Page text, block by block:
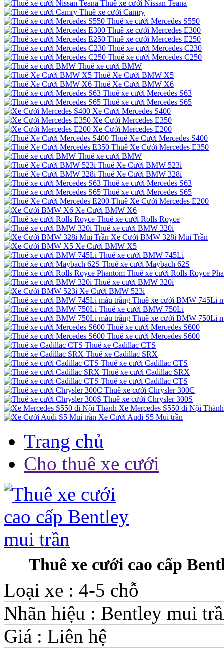
Thuê xe cưới Nissan Teana
Thuê xe cưới Camry
Thuê xe cưới Mercedes S550
Thuê xe cưới Mercedes E300
Thuê xe cưới Mercedes E250
Thuê xe cưới Mercedes C230
Thuê xe cưới Mercedes C250
Thuê xe cưới BMW
Thuê Xe Cưới BMW X5
Thuê Xe Cưới BMW X6
Thuê xe cưới Mercedes S63
Thuê xe cưới Mercedes S65
Xe Cưới Mercedes S400
Xe Cưới Mercedes E350
Xe Cưới Mercedes E200
Thuê Xe Cưới Mercedes S400
Thuê Xe Cưới Mercedes E350
Thuê xe cưới BMW
Thuê Xe Cưới BMW 523i
Thuê Xe Cưới BMW 328i
Thuê xe cưới Mercedes S63
Thuê xe cưới Mercedes S65
Thuê Xe Cưới Mercedes E200
Xe Cưới BMW X6
Thuê xe cưới Rolls Royce
Thuê xe cưới BMW 320i
Xe Cưới BMW 328i Mui Trần
Xe Cưới BMW X5
Thuê xe cưới BMW 745Li
Thuê xe cưới Maybach 62S
Thuê xe cưới Rolls Royce
Thuê xe cưới BMW 320i
Xe Cưới BMW 523i
Thuê xe cưới BMW 745Li
Thuê xe cưới BMW 750Li
Thuê xe cưới BMW 750Li
Thuê xe cưới Mercedes S600
Thuê xe cưới Mercedes S600
Thuê xe Cadillac CTS
Thuê xe Cadillac SRX
Thuê xe cưới Cadillac CTS
Thuê xe cưới Cadillac SRX
Thuê xe cưới Cadillac CTS
Thuê xe cưới Chrysler 300C
Thuê xe cưới Chrysler 300S
Xe Mercedes S550 đi Nội Thành
Xe Cưới Audi S5 Mui trần
Trang chủ
Cho thuê xe cưới
Thuê xe cưới cao cấp
Loại xe : 4-5 chỗ
Nhãn hiệu : Bentley mui
Giá : Liên hệ